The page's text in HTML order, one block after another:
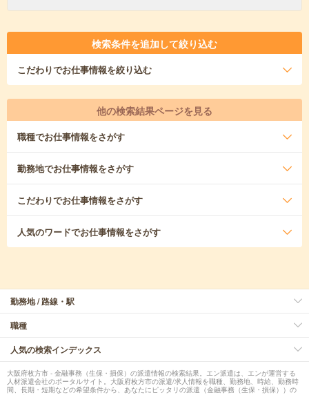
検索条件を追加して絞り込む
こだわりでお仕事情報を絞り込む
他の検索結果ページを見る
職種でお仕事情報をさがす
勤務地でお仕事情報をさがす
こだわりでお仕事情報をさがす
人気のワードでお仕事情報をさがす
勤務地 / 路線・駅
職種
人気の検索インデックス
大阪府枚方市 - 金融事務（生保・損保）の派遣情報の検索結果。エン派遣は、エンが運営する
人材派遣会社のポータルサイト。大阪府枚方市の派遣/求人情報を職種、勤務地、時給、勤務時
間、長期・短期などの希望条件から、あなたにピッタリの派遣（金融事務（生保・損保））の